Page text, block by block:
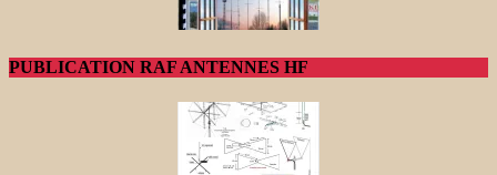
PUBLICATION RAF ANTENNES HF